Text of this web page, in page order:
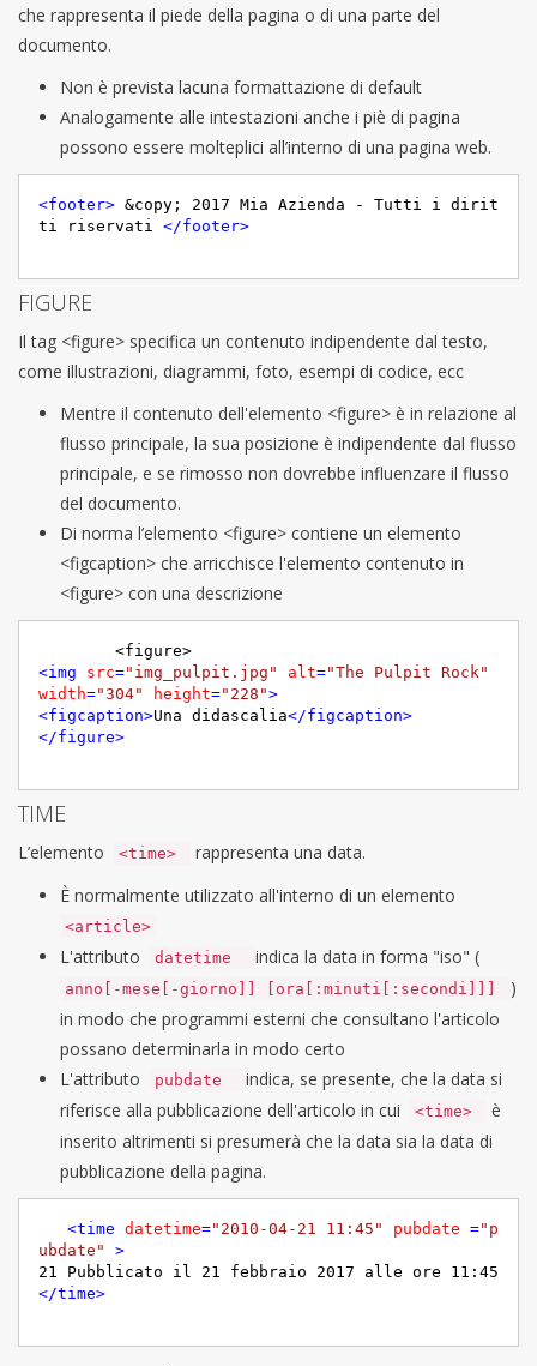
che rappresenta il piede della pagina o di una parte del
documento.
Non è prevista lacuna formattazione di default
Analogamente alle intestazioni anche i piè di pagina
possono essere molteplici all’interno di una pagina web.
<footer> &copy; 2017 Mia Azienda - Tutti i dirit
ti riservati </footer>
FIGURE
Il tag <figure> specifica un contenuto indipendente dal testo,
come illustrazioni, diagrammi, foto, esempi di codice, ecc
Mentre il contenuto dell'elemento <figure> è in relazione al
flusso principale, la sua posizione è indipendente dal flusso
principale, e se rimosso non dovrebbe influenzare il flusso
del documento.
Di norma l’elemento <figure> contiene un elemento
<figcaption> che arricchisce l'elemento contenuto in
<figure> con una descrizione
<img src="img_pulpit.jpg" alt="The Pulpit Rock"
width="304" height="228">
<figcaption>Una didascalia</figcaption>
</figure>
TIME
L’elemento <time>
rappresenta una data.
È normalmente utilizzato all'interno di un elemento
<article>
L'attributo datetime indica la data in forma "iso" (
anno[-mese[-giorno]] [ora[:minuti[:secondi]]]
)
in modo che programmi esterni che consultano l'articolo
possano determinarla in modo certo
L'attributo
pubdate
indica, se presente, che la data si
riferisce alla pubblicazione dell'articolo in cui
<time>
è
inserito altrimenti si presumerà che la data sia la data di
pubblicazione della pagina.
<time datetime="2010-04-21 11:45" pubdate ="p
ubdate"
>
</time>